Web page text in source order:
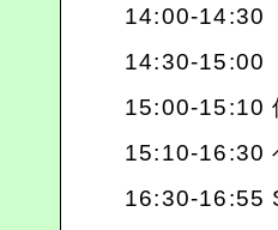
14:00-14:30
14:30-15:00
15:00-15:10
15:10-16:30
16:30-16:55